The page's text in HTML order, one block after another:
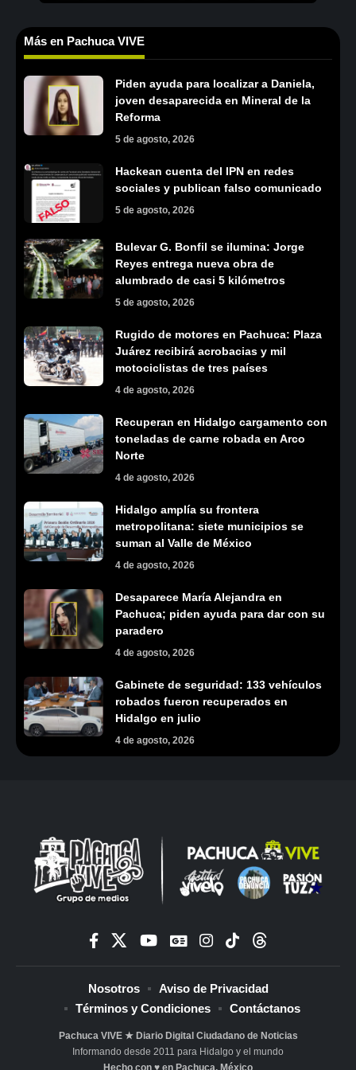
Más en Pachuca VIVE
Piden ayuda para localizar a Daniela,
joven desaparecida en Mineral de la
Reforma
5 de agosto, 2026
Hackean cuenta del IPN en redes
sociales y publican falso comunicado
5 de agosto, 2026
Bulevar G. Bonfil se ilumina: Jorge
Reyes entrega nueva obra de
alumbrado de casi 5 kilómetros
5 de agosto, 2026
Rugido de motores en Pachuca: Plaza
Juárez recibirá acrobacias y mil
motociclistas de tres países
4 de agosto, 2026
Recuperan en Hidalgo cargamento con
toneladas de carne robada en Arco
Norte
4 de agosto, 2026
Hidalgo amplía su frontera
metropolitana: siete municipios se
suman al Valle de México
4 de agosto, 2026
Desaparece María Alejandra en
Pachuca; piden ayuda para dar con su
paradero
4 de agosto, 2026
Gabinete de seguridad: 133 vehículos
robados fueron recuperados en
Hidalgo en julio
4 de agosto, 2026
Pachuca VIVE ★ Diario Digital Ciudadano de Noticias
Informando desde 2011 para Hidalgo y el mundo
Hecho con ♥ en Pachuca, México
Nosotros
Aviso de Privacidad
Términos y Condiciones
Contáctanos